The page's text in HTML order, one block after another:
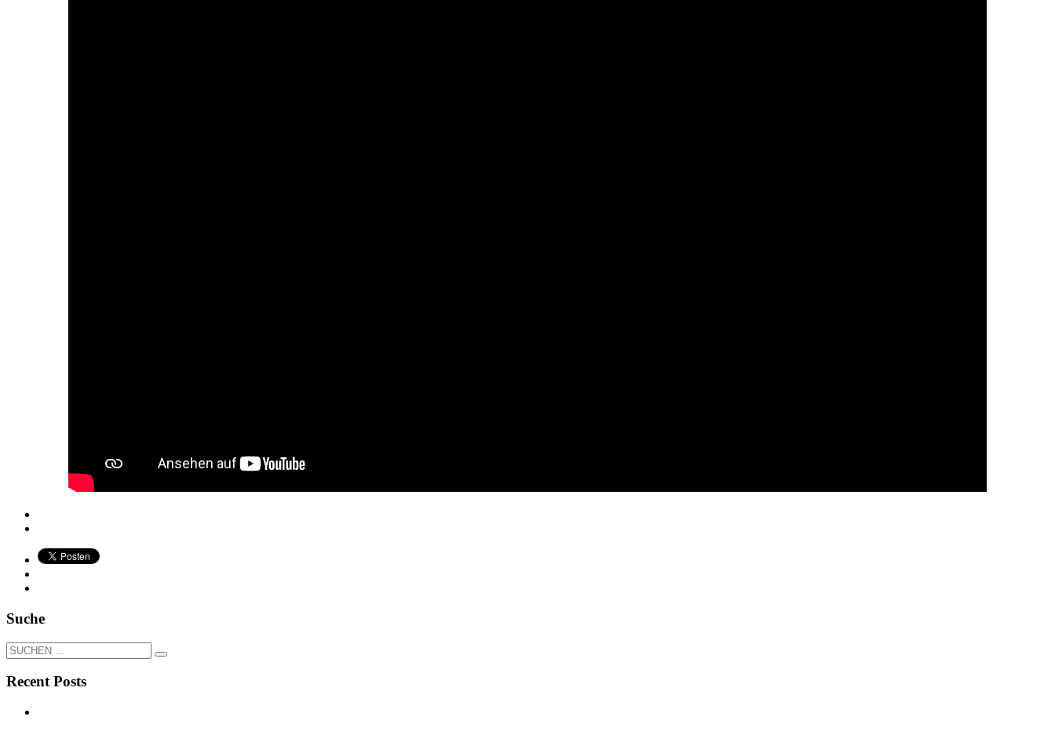
Suche
Recent Posts